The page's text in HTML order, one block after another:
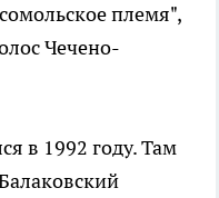
племя",
Чечено-
в 1992 году. Там